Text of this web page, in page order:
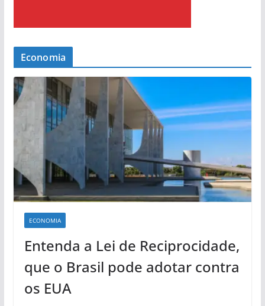
Economia
ECONOMIA
Entenda a Lei de Reciprocidade,
que o Brasil pode adotar contra
os EUA